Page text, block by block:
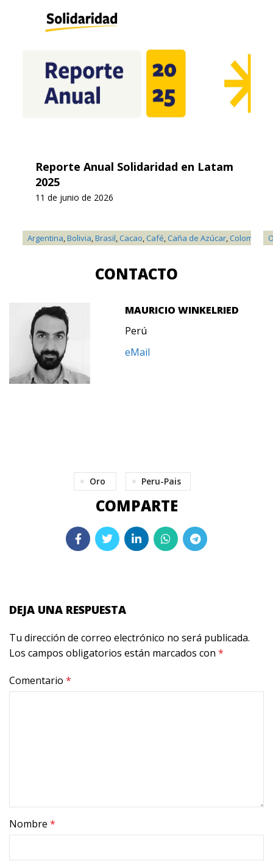
Argentina,Bolivia,Brasil,Cacao,Café,Caña de Azúcar,Colombia
Reporte Anual Solidaridad en Latam
2025
11 de junio de 2026
CONTACTO
MAURICIO WINKELRIED
Perú
eMail
Oro Peru-Pais
DEJA UNA RESPUESTA
Tu dirección de correo electrónico no será publicada.
Los campos obligatorios están marcados con *
Comentario *
Nombre *